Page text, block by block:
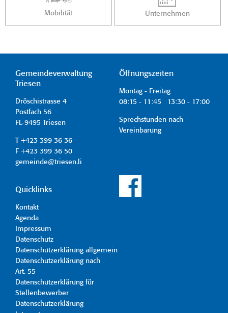
Mobilität Unternehmen
Gemeindeverwaltung
Triesen
Dröschistrasse 4
Postfach 56
FL-9495 Triesen
T +423 399 36 36
F +423 399 36 50
gemeinde@triesen.li
Öffnungszeiten
Montag - Freitag
08:15 - 11:45 13:30 - 17:00
Sprechstunden nach
Vereinbarung
Quicklinks
Kontakt
Agenda
Impressum
Datenschutz
Datenschutzerklärung allgemein
Datenschutzerklärung nach
Art. 55
Datenschutzerklärung für
Stellenbewerber
Datenschutzerklärung